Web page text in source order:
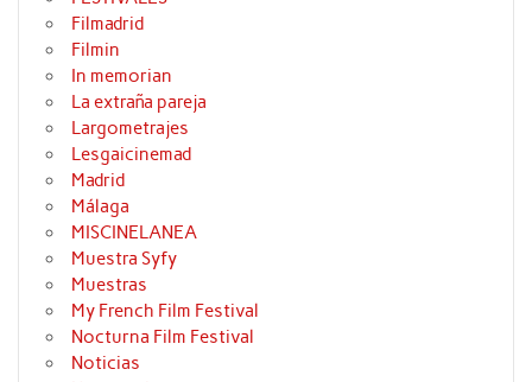
Filmadrid
Filmin
In memorian
La extraña pareja
Largometrajes
Lesgaicinemad
Madrid
Málaga
MISCINELANEA
Muestra Syfy
Muestras
My French Film Festival
Nocturna Film Festival
Noticias